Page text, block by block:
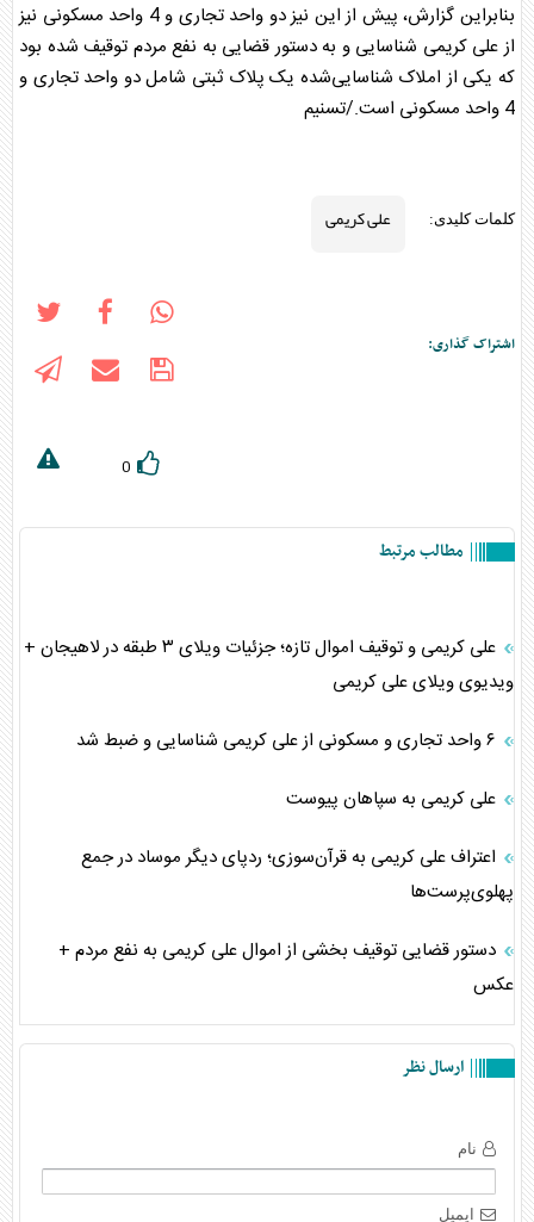
بنابراین گزارش، پیش از این نیز دو واحد تجاری و 4 واحد مسکونی نیز
ازعلی کریمی شناسایی و به دستور قضایی به نفع مردم توقیف شده بود
که یکی از املاک شناسایی‌شده یک پلاک ثبتی شامل دو واحد تجاری و
4 واحد مسکونی است./تسنیم
کلمات کلیدی: علی کریمی
اشتراک گذاری:
0
مطالب مرتبط
علی کریمی و توقیف اموال تازه؛ جزئیات ویلای ۳ طبقه در لاهیجان +
ویدیوی ویلای علی کریمی
علی کریمی به سپاهان پیوست
اعتراف علی کریمی به قرآن‌سوزی؛ ردپای دیگر موساد در جمع
پهلوی‌پرست‌‌ها
دستور قضایی توقیف بخشی از اموال علی کریمی به نفع مردم +
عکس
ارسال نظر
نام
ایمیل